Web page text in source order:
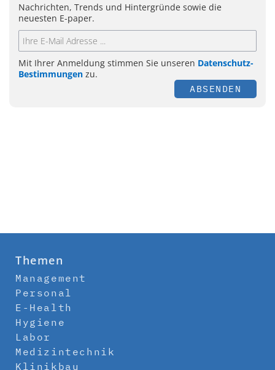
Nachrichten, Trends und Hintergründe sowie die
neuesten E-paper.
Mit Ihrer Anmeldung stimmen Sie unseren Datenschutz-
Bestimmungen zu.
ABSENDEN
Themen
Management
Personal
E-Health
Hygiene
Labor
Medizintechnik
Klinikbau